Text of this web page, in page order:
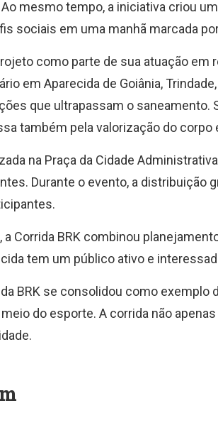
mesmo tempo, a iniciativa criou
sociais em uma manhã marcada
como parte de sua atuação
em Aparecida de Goiânia,
que ultrapassam o saneamento.
também pela valorização do corpo
na Praça da Cidade
Durante o evento, a distribuição
a Corrida BRK combinou
tem um público ativo e
BRK se consolidou como
do esporte. A corrida não